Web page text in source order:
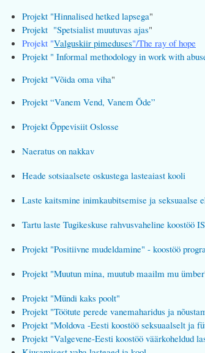
Projekt "Hinnalised hetked lapsega"
Projekt "Spetsialist muutuvas ajas"
Projekt "Valguskiir pimeduses"/The ray of hope
Projekt " Informal methodology in work with
Projekt "Võida oma viha"
Projekt “Vanem Vend, Vanem Õde”
Projekt Õppevisiit Oslosse
Naeratus on nakkav
Heade sotsiaalsete oskustega lasteaiast kooli
Laste kaitsmine inimkaubitsemise ja seksuaalse
Tartu laste Tugikeskuse rahvusvaheline koostöö
Projekt "Positiivne mudeldamine" - koostöö
Projekt "Muutun mina, muutub maailm mu ümber
Projekt "Mündi kaks poolt"
Projekt "Töötute perede vanemaharidus ja
Projekt "Moldova -Eesti koostöö seksuaalselt ja
Projekt "Valgevene-Eesti koostöö väärkoheldud